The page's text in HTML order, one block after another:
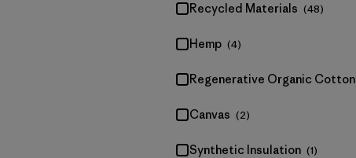
Recycled Materials (48)
Hemp (4)
Regenerative Organic Cotton
Canvas (2)
Synthetic Insulation (1)